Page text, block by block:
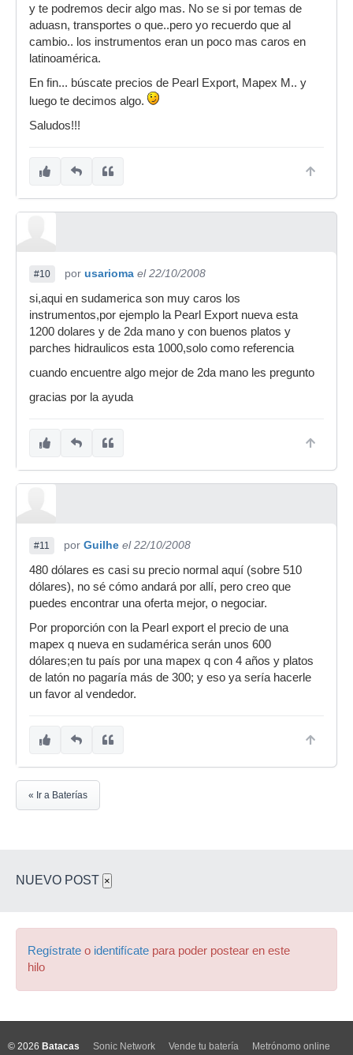
y te podremos decir algo mas. No se si por temas de
aduasn, transportes o que..pero yo recuerdo que al
cambio.. los instrumentos eran un poco mas caros en
latinoamérica.
En fin... búscate precios de Pearl Export, Mapex M.. y
luego te decimos algo.
Saludos!!!
#10 por usarioma el 22/10/2008
si,aqui en sudamerica son muy caros los
instrumentos,por ejemplo la Pearl Export nueva esta
1200 dolares y de 2da mano y con buenos platos y
parches hidraulicos esta 1000,solo como referencia
cuando encuentre algo mejor de 2da mano les pregunto
gracias por la ayuda
#11 por Guilhe el 22/10/2008
480 dólares es casi su precio normal aquí (sobre 510
dólares), no sé cómo andará por allí, pero creo que
puedes encontrar una oferta mejor, o negociar.
Por proporción con la Pearl export el precio de una
mapex q nueva en sudamérica serán unos 600
dólares;en tu país por una mapex q con 4 años y platos
de latón no pagaría más de 300; y eso ya sería hacerle
un favor al vendedor.
« Ir a Baterías
NUEVO POST ×
Regístrate o identifícate para poder postear en este
hilo
© 2026 Batacas Sonic Network Vende tu batería Metrónomo online